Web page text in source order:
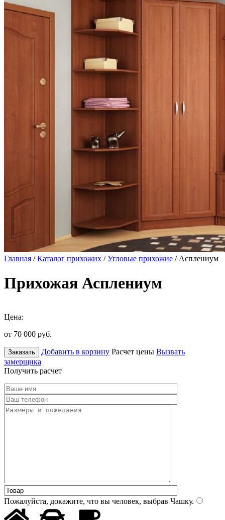
Главная /Каталог прихожих /Угловые прихожие / Асплениум
Прихожая Асплениум
Цена:
от 70 000 руб.
Заказать Добавить в корзину Расчет цены Вызвать
замерщика
Получить расчет
Пожалуйста, докажите, что вы человек, выбрав Чашку.